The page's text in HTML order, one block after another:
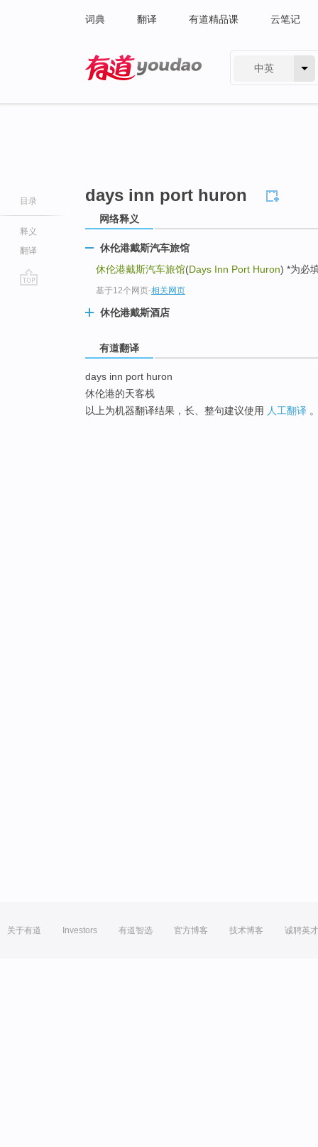
词典 翻译 有道精品课 云笔记
中英
目录
释义
翻译
days inn port huron
网络释义
休伦港戴斯汽车旅馆
休伦港戴斯汽车旅馆(Days Inn Port Huron) *为必
基于12个网页-相关网页
休伦港戴斯酒店
有道翻译
days inn port huron
休伦港的天客栈
以上为机器翻译结果，长、整句建议使用 人工翻译
关于有道 Investors 有道智选 官方博客 技术博客 诚聘英才